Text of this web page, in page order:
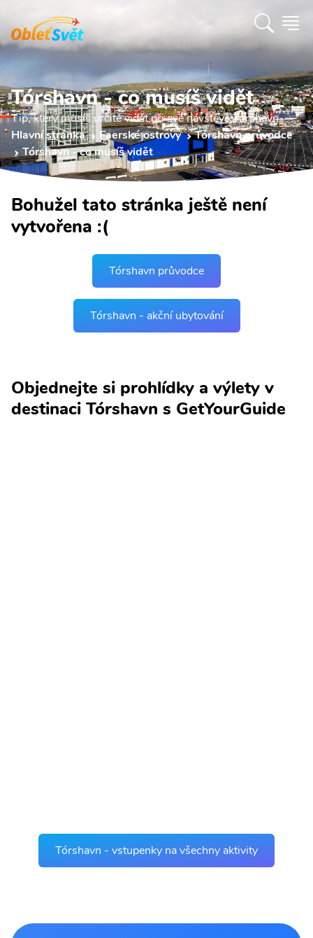
Tórshavn - co musíš vidět
Tip, který musíš určitě vidět při své návštěvě Tórshavn.
Hlavní stránka
Faerské ostrovy
Tórshavn průvodce
Tórshavn - co musíš vidět
Bohužel tato stránka ještě není
vytvořena :(
Tórshavn průvodce
Tórshavn - akční ubytování
Objednejte si prohlídky a výlety v
destinaci Tórshavn s GetYourGuide
Tórshavn - vstupenky na všechny aktivity